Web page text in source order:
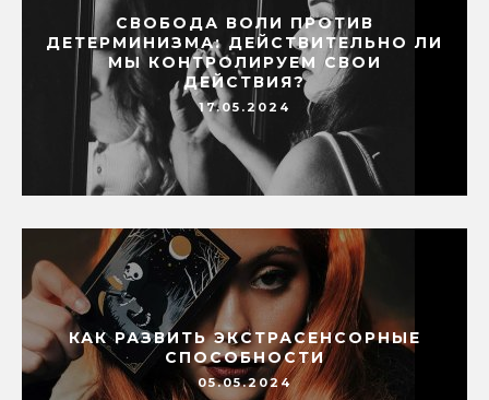
СВОБОДА ВОЛИ ПРОТИВ
ДЕТЕРМИНИЗМА: ДЕЙСТВИТЕЛЬНО ЛИ
МЫ КОНТРОЛИРУЕМ СВОИ
ДЕЙСТВИЯ?
17.05.2024
КАК РАЗВИТЬ ЭКСТРАСЕНСОРНЫЕ
СПОСОБНОСТИ
05.05.2024